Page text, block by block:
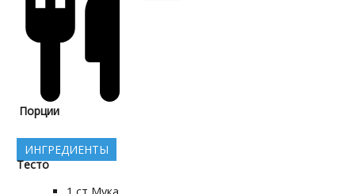
Порции
ИНГРЕДИЕНТЫ
Тесто